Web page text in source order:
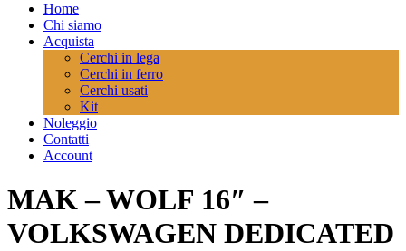
Home
Chi siamo
Acquista
Cerchi in lega
Cerchi in ferro
Cerchi usati
Kit
Noleggio
Contatti
Account
MAK – WOLF 16″ –
VOLKSWAGEN DEDICATED